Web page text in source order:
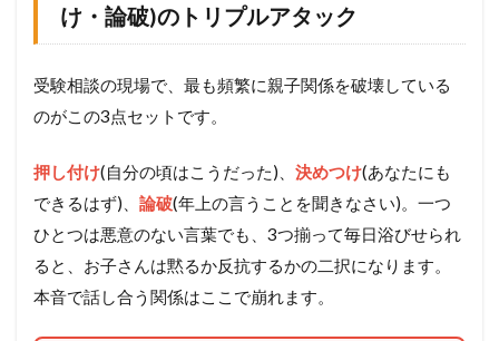
け・論破)のトリプルアタック
受験相談の現場で、最も頻繁に親子関係を破壊している
のがこの3点セットです。
押し付け(自分の頃はこうだった)、 決めつけ(あなたにも
できるはず)、 論破(年上の言うことを聞きなさい)。一つ
ひとつは悪意のない言葉でも、3つ揃って毎日浴びせられ
ると、お子さんは黙るか反抗するかの二択になります。
本音で話し合う関係はここで崩れます。